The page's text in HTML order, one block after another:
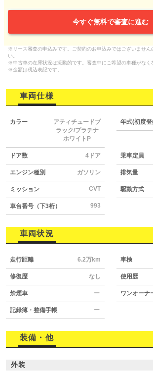
今すぐ無料で審査に進む
※リース審査の申込みです。ご契約のお申込みではございません
い。
※中古車の在庫状況は流動的です。審査中にご希望の車種がなく
※金額は税込表記です。
車両仕様
カラー
アティチュードブ
ラック/プラチナ
ホワイトP
年式(初度
ドア数 4ドア 乗車定員
エンジン種別 ガソリン 排気量
ミッション CVT 駆動方式
車台番号（下3桁） 993
車両状況
走行距離 6.2万km 車検
修復歴 なし 使用歴
禁煙車 ー ワンオーナ
記録簿・整備手帳 ー
装備・他
外装